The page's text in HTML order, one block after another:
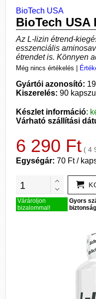
BioTech USA
BioTech USA
Az L-lizin étrend-
esszenciális
étrendet is. Könnyen
Még nincs értékelés
Gyártói azonosító:
Kiszerelés: 90
Készlet információ:
Várható szállítási
6 290 Ft ( 4
Egységár: 70 Ft /
Várároljon
bizalommal!
Gyors